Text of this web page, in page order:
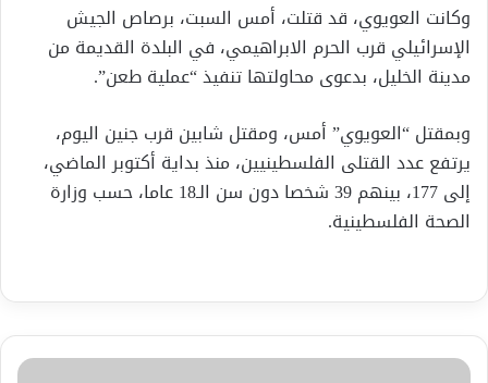
وكانت العويوي، قد قتلت، أمس السبت، برصاص الجيش
الإسرائيلي قرب الحرم الابراهيمي، في البلدة القديمة من
مدينة الخليل، بدعوى محاولتها تنفيذ “عملية طعن”.
وبمقتل “العويوي” أمس، ومقتل شابين قرب جنين اليوم،
يرتفع عدد القتلى الفلسطينيين، منذ بداية أكتوبر الماضي،
إلى 177، بينهم 39 شخصا دون سن الـ18 عاما، حسب وزارة
الصحة الفلسطينية.
منظمة